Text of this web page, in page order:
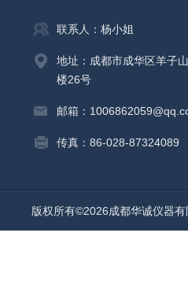
联系人：杨小姐
地址：成都市成华区羊子
楼26号
邮箱：
传真：86-028-87324089
版权所有©2026成都华诚仪器